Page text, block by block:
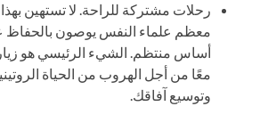
رحلات مشتركة للراحة. لا تستهين بهذا
معظم علماء النفس يوصون بالحفاظ
أساس منتظم. الشيء الرئيسي هو
معًا من أجل الهروب من الحياة
وتوسيع آفاقك.